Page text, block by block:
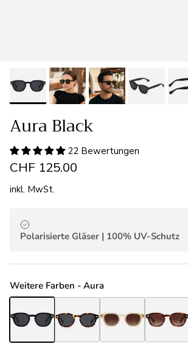
Aura Black
22 Bewertungen
CHF 125.00
inkl. MwSt.
Polarisierte Gläser | 100% UV-Schutz
Weitere Farben - Aura